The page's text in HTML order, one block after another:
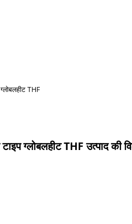
ग्लोबलहीट THF उत्पाद की